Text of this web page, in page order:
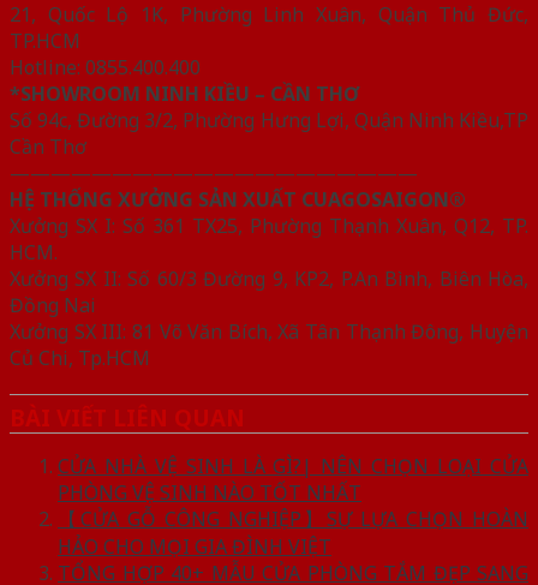
21, Quốc Lộ 1K, Phường Linh Xuân, Quận Thủ Đức,
TP.HCM
Hotline: 0855.400.400
*SHOWROOM NINH KIỀU – CẦN THƠ
Số 94c, Đường 3/2, Phường Hưng Lợi, Quận Ninh Kiều,TP
Cần Thơ
————————————————————
HỆ THỐNG XƯỞNG SẢN XUẤT CUAGOSAIGON®
Xưởng SX I: Số 361 TX25, Phường Thạnh Xuân, Q12, TP.
HCM.
Xưởng SX II: Số 60/3 Đường 9, KP2, P.An Bình, Biên Hòa,
Đồng Nai
Xưởng SX III: 81 Võ Văn Bích, Xã Tân Thạnh Đông, Huyện
Củ Chi, Tp.HCM
BÀI VIẾT LIÊN QUAN
CỬA NHÀ VỆ SINH LÀ GÌ?| NÊN CHỌN LOẠI CỬA
PHÒNG VỆ SINH NÀO TỐT NHẤT
【CỬA GỖ CÔNG NGHIỆP】SỰ LỰA CHỌN HOÀN
HẢO CHO MỌI GIA ĐÌNH VIỆT
TỔNG HỢP 40+ MẪU CỬA PHÒNG TẮM ĐẸP SANG